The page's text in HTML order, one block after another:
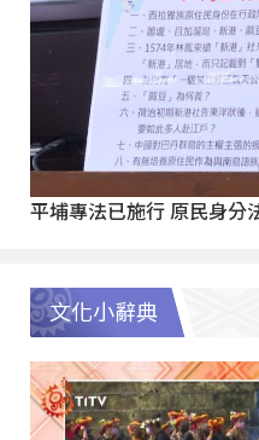
平埔專法已施行 原民身分
文化小辭典